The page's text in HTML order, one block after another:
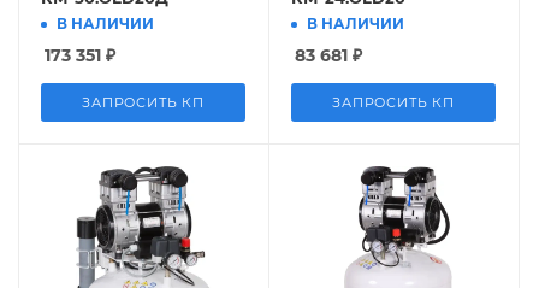
В НАЛИЧИИ
173 351 ₽
ЗАПРОСИТЬ КП
В НАЛИЧИИ
83 681 ₽
ЗАПРОСИТЬ КП